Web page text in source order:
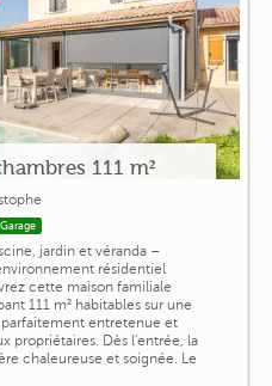
111 m²
Garage
jardin et véranda –
résidentiel
cette maison familiale
111 m² habitables sur une
entretenue et
propriétaires. Dès l'entrée, la
chaleureuse et soignée. Le